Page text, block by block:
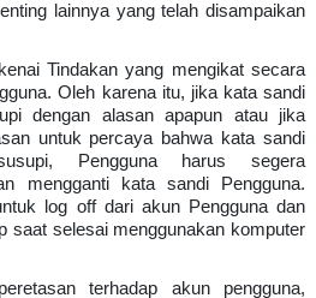
lainnya yang telah disampaikan
Tindakan yang mengikat secara
Oleh karena itu, jika kata sandi
dengan alasan apapun atau jika
untuk percaya bahwa kata sandi
Pengguna harus segera
mengganti kata sandi Pengguna.
log off dari akun Pengguna dan
saat selesai menggunakan komputer
terhadap akun pengguna,